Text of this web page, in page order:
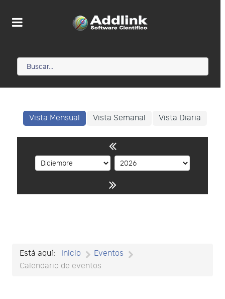
Vista Mensual Vista Semanal Vista Diaria
Está aquí: Inicio
Eventos
Calendario de eventos